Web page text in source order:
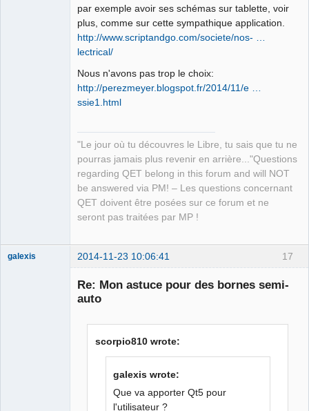
par exemple avoir ses schémas sur tablette, voir
plus, comme sur cette sympathique application.
http://www.scriptandgo.com/societe/nos- …
lectrical/
Nous n'avons pas trop le choix:
http://perezmeyer.blogspot.fr/2014/11/e …
ssie1.html
"Le jour où tu découvres le Libre, tu sais que tu ne
pourras jamais plus revenir en arrière..."Questions
regarding QET belong in this forum and will NOT
be answered via PM! – Les questions concernant
QET doivent être posées sur ce forum et ne
seront pas traitées par MP !
17
galexis 2014-11-23 10:06:41
Re: Mon astuce pour des bornes semi-
auto
scorpio810 wrote:
galexis wrote:
Que va apporter Qt5 pour
l'utilisateur ?